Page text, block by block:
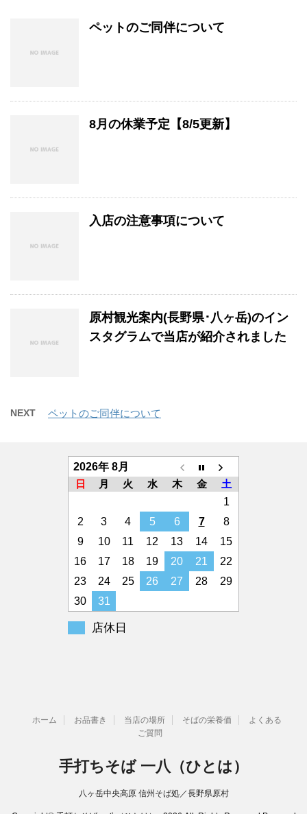
ペットのご同伴について
8月の休業予定【8/5更新】
入店の注意事項について
原村観光案内(長野県･八ヶ岳)のイン
スタグラムで当店が紹介されました
NEXT ペットのご同伴について
2026年 8月
日
月 火 水 木 金
土
1
2
3 4 5 6 7
8
9
10 11 12 13 14
15
16
17 18 19 20 21
22
23
24 25 26 27 28
29
30
31
店休日
ホーム お品書き 当店の場所 そばの栄養価
よくある
ご質問
手打ちそば 一八（ひとは）
八ヶ岳中央高原 信州そば処／長野県原村